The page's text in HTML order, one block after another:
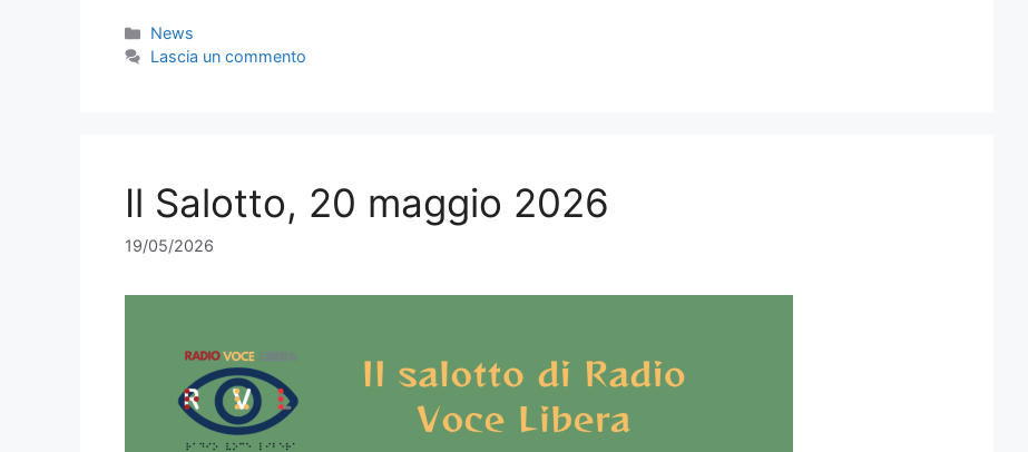
c
e
o
k
o l
di
Categorie
News
Lascia un commento
Il Salotto, 20 maggio 2026
19/05/2026